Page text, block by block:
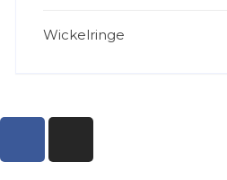
Wickelringe